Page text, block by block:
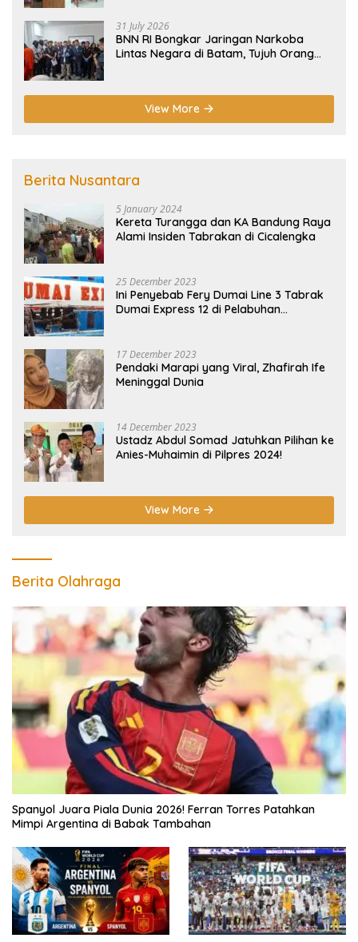
31 July 2026
BNN RI Bongkar Jaringan Narkoba
Lintas Negara di Batam, Tujuh Orang
View More
Berita Nusantara
5 January 2024
Kereta Turangga dan KA Bandung Raya
Alami Insiden Tabrakan di Cicalengka
25 December 2023
Ini Penyebab Fery Dumai Line 3 Tabrak
Dumai Express 12 di Pelabuhan
17 December 2023
Pendaki Marapi yang Viral, Zhafirah Ife
Meninggal Dunia
14 December 2023
Ustadz Abdul Somad Jatuhkan Pilihan ke
Anies-Muhaimin di Pilpres 2024!
View More
Berita Olahraga
Spanyol Juara Piala Dunia 2026! Ferran Torres Patahkan
Mimpi Argentina di Babak Tambahan